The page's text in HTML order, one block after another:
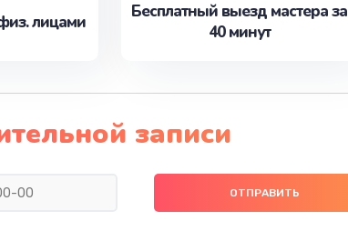
лицами
Бесплатный выезд мастера за
40 минут
записи